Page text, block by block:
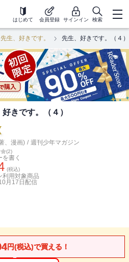
はじめて 会員登録 サインイン 検索
先生、好きです。 先生、好きです。（４）
きです。（４）
、漫画) / 週刊少年マガジン
(2)
を書く
(税込)
利用対象商品
月17日 配信
円(税込)で買える！